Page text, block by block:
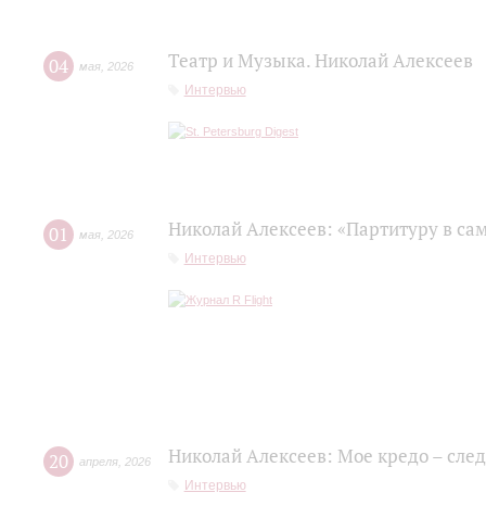
04 мая 2026 Театр и Музыка. Николай Алексеев
Интервью
01 мая 2026 Николай Алексеев: «Партитуру в
Интервью
20 апреля 2026 Николай Алексеев: Мое кредо –
Интервью